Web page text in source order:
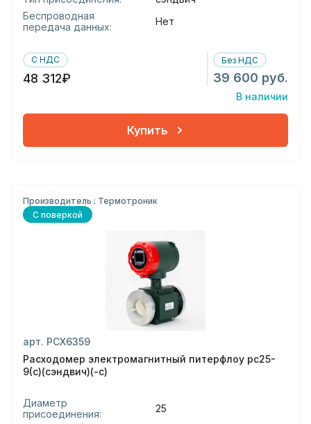
Беспроводная
передача данных:
Нет
С НДС
48 312₽
Без НДС
39 600 руб.
В наличии
Купить
Производитель : Термотроник
С поверкой
арт. РСХ6359
Расходомер электромагнитный питерфлоу рс25-
9(с)(сэндвич)(-с)
Диаметр
присоединения:
25